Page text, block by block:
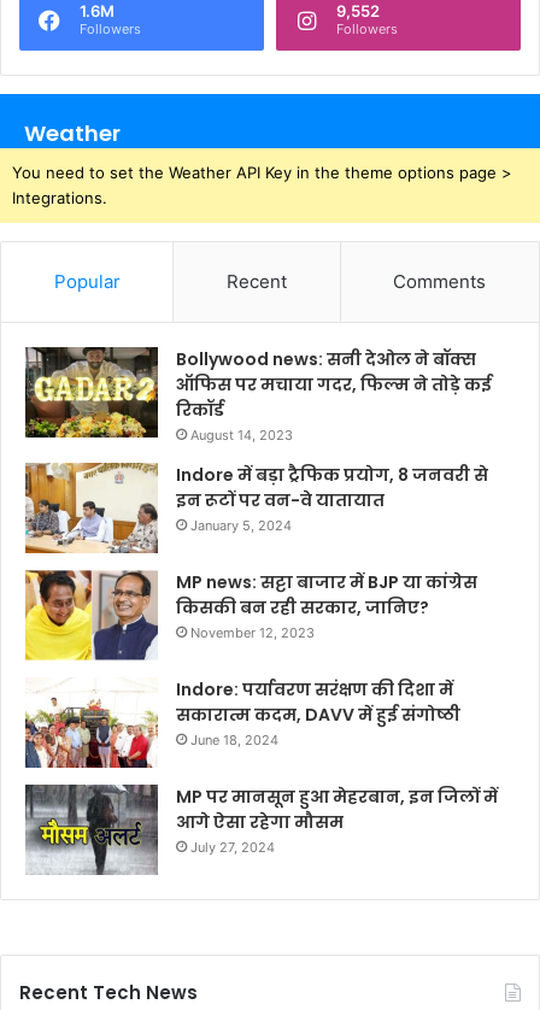
1.6M
Followers
9,552
Followers
Weather
You need to set the Weather API Key in the theme options page >
Integrations.
Popular Recent Comments
Bollywood news: सनी देओल ने बॉक्स
ऑफिस पर मचाया गदर, फिल्म ने तोड़े कई
रिकॉर्ड
August 14, 2023
Indore में बड़ा ट्रैफिक प्रयोग, 8 जनवरी से
इन रूटों पर वन-वे यातायात
January 5, 2024
MP news: सट्टा बाजार में BJP या कांग्रेस
किसकी बन रही सरकार, जानिए?
November 12, 2023
Indore: पर्यावरण सरंक्षण की दिशा में
सकारात्म कदम, DAVV में हुई संगोष्ठी
June 18, 2024
MP पर मानसून हुआ मेहरबान, इन जिलों में
आगे ऐसा रहेगा मौसम
July 27, 2024
Recent Tech News